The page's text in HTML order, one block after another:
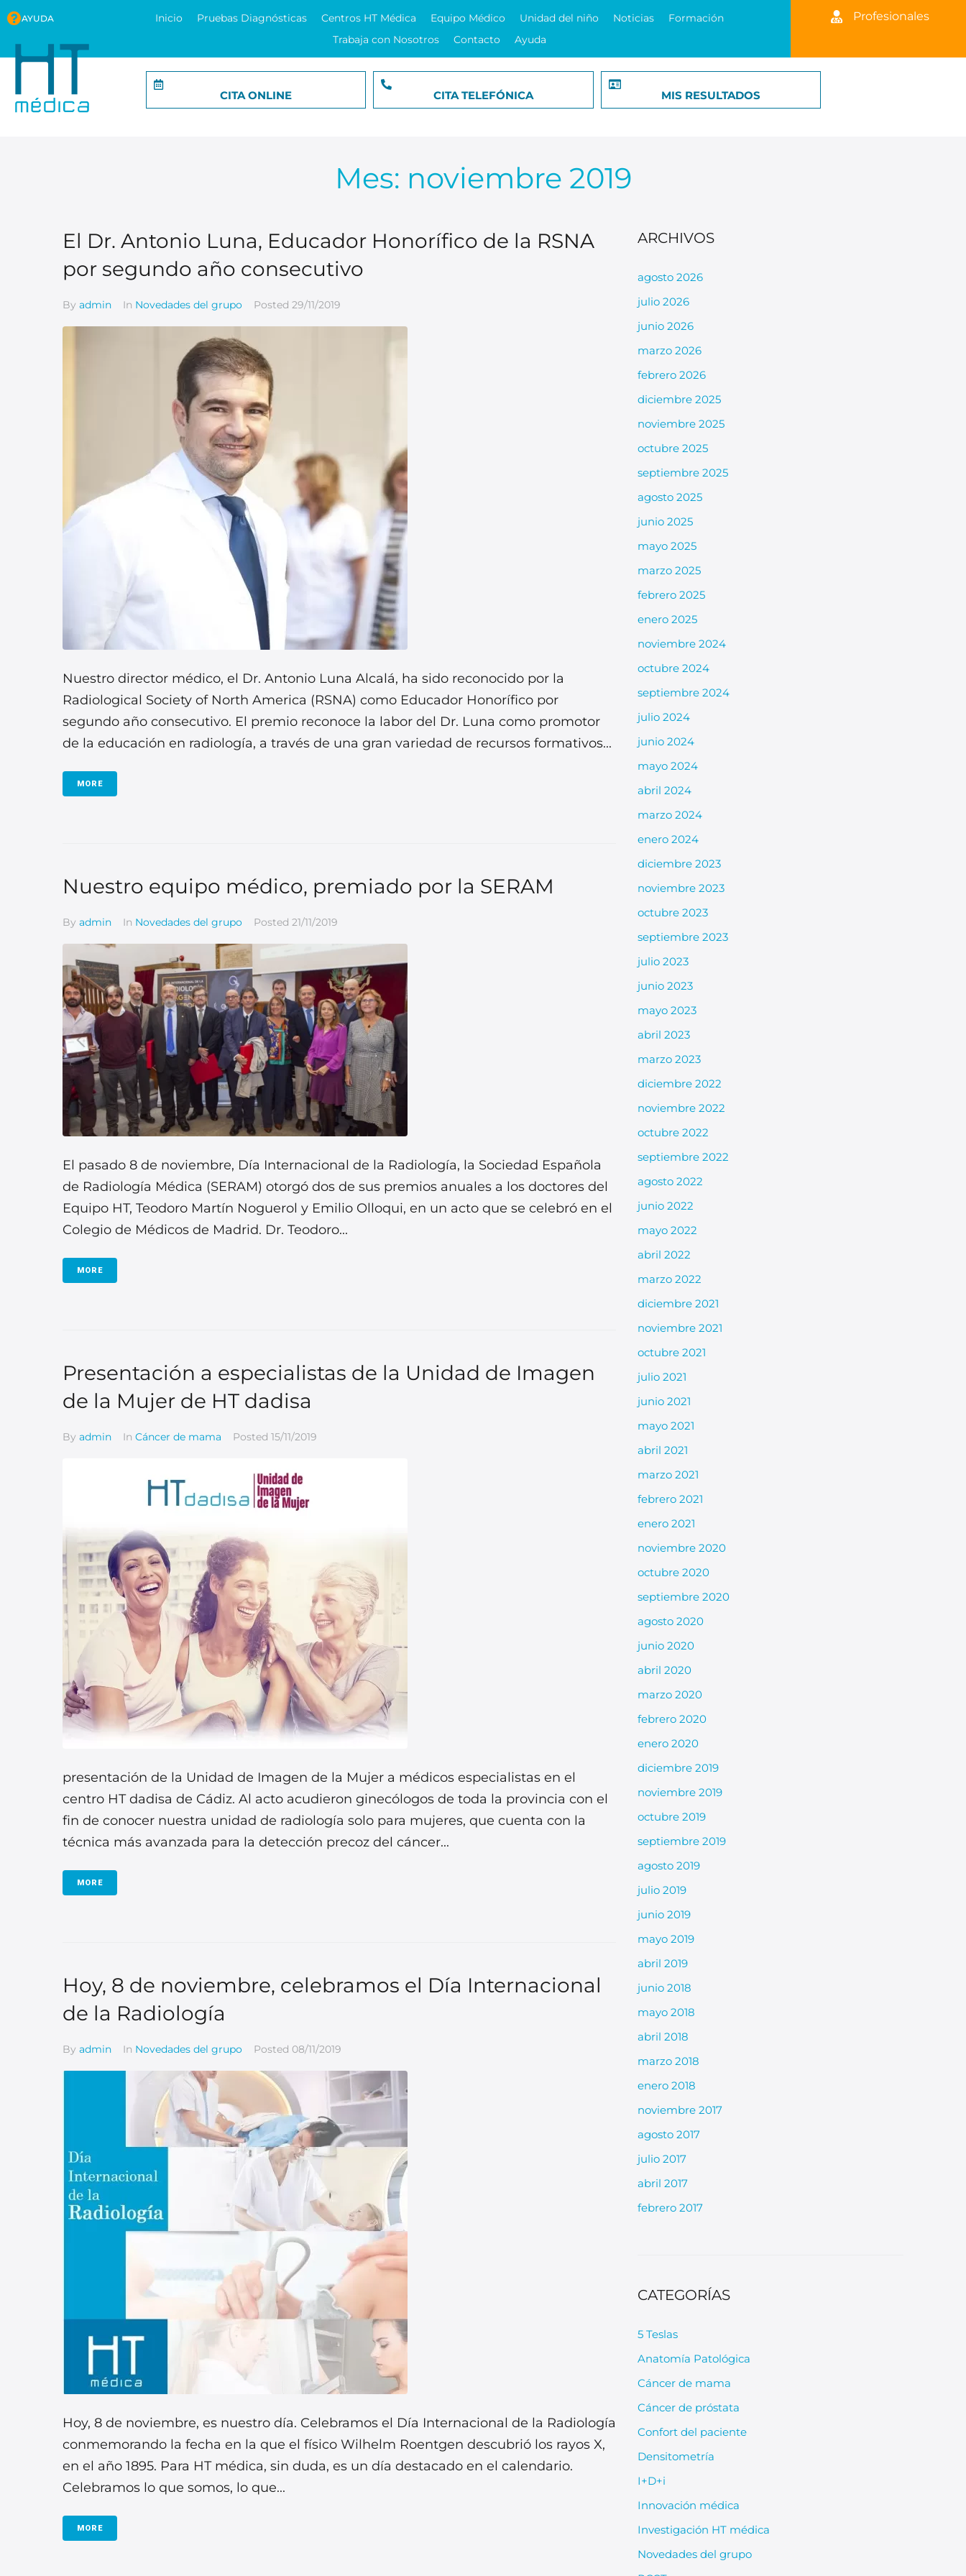
AYUDA Inicio Pruebas Diagnósticas Centros HT Médica Equipo Médico Unidad del niño Noticias
Formación
Trabaja con Nosotros
Contacto Ayuda
Profesionales
CITA ONLINE CITA TELEFÓNICA MIS RESULTADOS
Mes: noviembre 2019
El Dr. Antonio Luna, Educador Honorífico de la RSNA
por segundo año consecutivo
By admin In Novedades del grupo Posted 29/11/2019
Nuestro director médico, el Dr. Antonio Luna Alcalá, ha sido reconocido por la
Radiological Society of North America (RSNA) como Educador Honorífico por
segundo año consecutivo. El premio reconoce la labor del Dr. Luna como promotor
de la educación en radiología, a través de una gran variedad de recursos formativos...
MORE
Nuestro equipo médico, premiado por la SERAM
By admin In Novedades del grupo Posted 21/11/2019
El pasado 8 de noviembre, Día Internacional de la Radiología, la Sociedad Española
de Radiología Médica (SERAM) otorgó dos de sus premios anuales a los doctores del
Equipo HT, Teodoro Martín Noguerol y Emilio Olloqui, en un acto que se celebró en el
Colegio de Médicos de Madrid. Dr. Teodoro...
MORE
Presentación a especialistas de la Unidad de Imagen
de la Mujer de HT dadisa
By admin In Cáncer de mama Posted 15/11/2019
presentación de la Unidad de Imagen de la Mujer a médicos especialistas en el
centro HT dadisa de Cádiz. Al acto acudieron ginecólogos de toda la provincia con el
fin de conocer nuestra unidad de radiología solo para mujeres, que cuenta con la
técnica más avanzada para la detección precoz del cáncer...
MORE
Hoy, 8 de noviembre, celebramos el Día Internacional
de la Radiología
By admin In Novedades del grupo Posted 08/11/2019
Hoy, 8 de noviembre, es nuestro día. Celebramos el Día Internacional de la Radiología
conmemorando la fecha en la que el físico Wilhelm Roentgen descubrió los rayos X,
en el año 1895. Para HT médica, sin duda, es un día destacado en el calendario.
Celebramos lo que somos, lo que...
MORE
ARCHIVOS
agosto 2026
julio 2026
junio 2026
marzo 2026
febrero 2026
diciembre 2025
noviembre 2025
octubre 2025
septiembre 2025
agosto 2025
junio 2025
mayo 2025
marzo 2025
febrero 2025
enero 2025
noviembre 2024
octubre 2024
septiembre 2024
julio 2024
junio 2024
mayo 2024
abril 2024
marzo 2024
enero 2024
diciembre 2023
noviembre 2023
octubre 2023
septiembre 2023
julio 2023
junio 2023
mayo 2023
abril 2023
marzo 2023
diciembre 2022
noviembre 2022
octubre 2022
septiembre 2022
agosto 2022
junio 2022
mayo 2022
abril 2022
marzo 2022
diciembre 2021
noviembre 2021
octubre 2021
julio 2021
junio 2021
mayo 2021
abril 2021
marzo 2021
febrero 2021
enero 2021
noviembre 2020
octubre 2020
septiembre 2020
agosto 2020
junio 2020
abril 2020
marzo 2020
febrero 2020
enero 2020
diciembre 2019
noviembre 2019
octubre 2019
septiembre 2019
agosto 2019
julio 2019
junio 2019
mayo 2019
abril 2019
junio 2018
mayo 2018
abril 2018
marzo 2018
enero 2018
noviembre 2017
agosto 2017
julio 2017
abril 2017
febrero 2017
CATEGORÍAS
5 Teslas
Anatomía Patológica
Cáncer de mama
Cáncer de próstata
Confort del paciente
Densitometría
I+D+i
Innovación médica
Investigación HT médica
Novedades del grupo